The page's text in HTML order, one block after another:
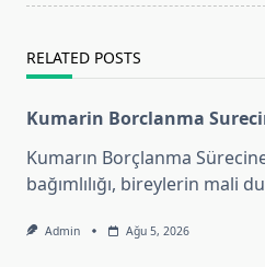
text">Page</span>
RELATED POSTS
Kumarin Borclanma
Kumarın Borçlanma
bağımlılığı, bireylerin mali
Admin Ağu 5, 2026